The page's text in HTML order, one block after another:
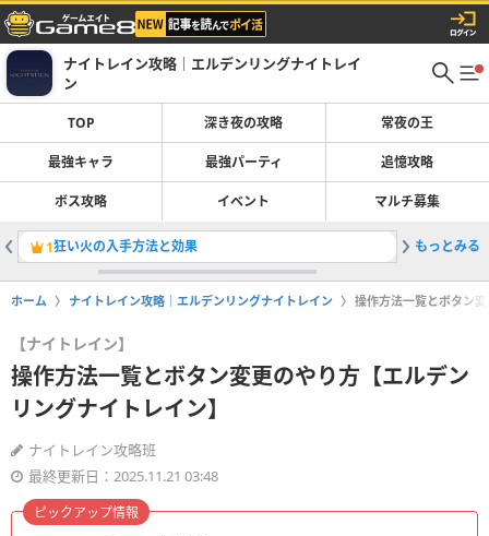
ナイトレイン攻略｜エルデンリングナイトレイ
ン
TOP 深き夜の攻略 常夜の王
最強キャラ 最強パーティ 追憶攻略
ボス攻略 イベント マルチ募集
1狂い火の入手方法と効果 2血炎の
もっとみる
ホーム ナイトレイン攻略｜エルデンリングナイトレイン 操作方法一覧とボタン
【ナイトレイン】
操作方法一覧とボタン変更のやり方【エルデン
リングナイトレイン】
ナイトレイン攻略班
最終更新日：2025.11.21 03:48
ピックアップ情報